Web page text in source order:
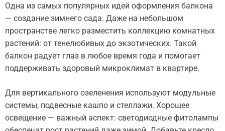
Одна из самых популярных идей оформления балкона
— создание зимнего сада. Даже на небольшом
пространстве легко разместить коллекцию комнатных
растений: от тенелюбивых до экзотических. Такой
балкон радует глаз в любое время года и помогает
поддерживать здоровый микроклимат в квартире.
Для вертикального озеленения используют модульные
системы, подвесные кашпо и стеллажи. Хорошее
освещение — важный аспект: светодиодные фитолампы